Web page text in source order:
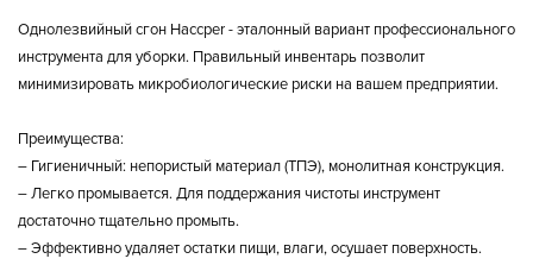
Однолезвийный сгон Haccper - эталонный вариант профессионального
инструмента для уборки. Правильный инвентарь позволит
минимизировать микробиологические риски на вашем предприятии.
Преимущества:
– Гигиеничный: непористый материал (ТПЭ), монолитная конструкция.
– Легко промывается. Для поддержания чистоты инструмент
достаточно тщательно промыть.
– Эффективно удаляет остатки пищи, влаги, осушает поверхность.